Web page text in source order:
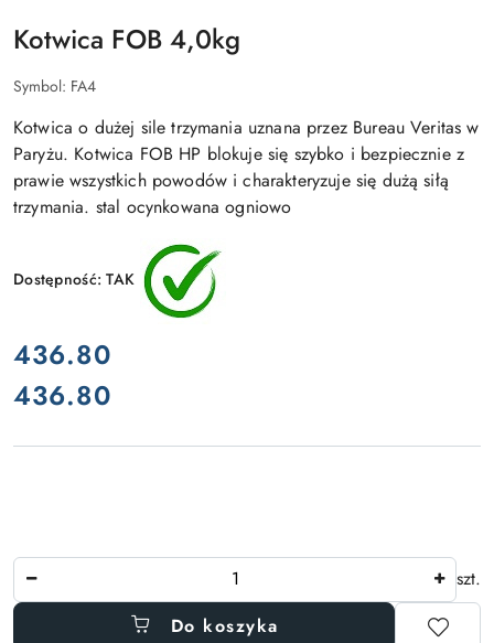
Kotwica FOB 4,0kg
Symbol: FA4
Kotwica o dużej sile trzymania uznana przez Bureau Veritas w
Paryżu. Kotwica FOB HP blokuje się szybko i bezpiecznie z
prawie wszystkich powodów i charakteryzuje się dużą siłą
trzymania. stal ocynkowana ogniowo
Dostępność:TAK
cena:
436.80
Cena:
436.80
Ilość
szt.
Do koszyka